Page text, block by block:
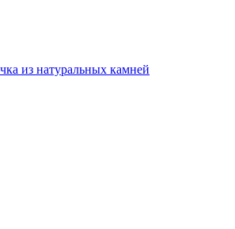
из натуральных камней